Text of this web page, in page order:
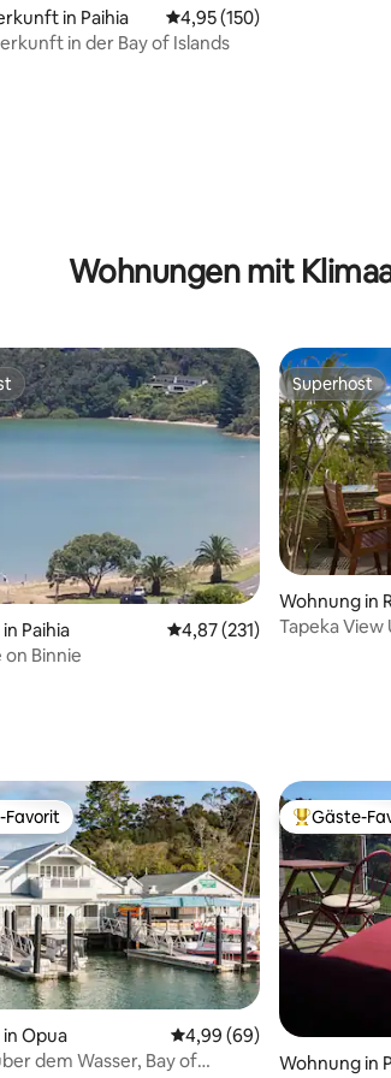
4,97 von 5, 133 Bewertungen
in Paihia Durchschnittliche
4,95 (150)
in der Bay of Islands
Wohnungen mit
4,91 von 5, 162 Bewertungen
Paihia Durchschnittliche
4,87 (231)
on Binnie
Superhost
Superhost
Wohnung in
Tapeka View
5 von 5, 158 Bewertungen
Gäste-Favorit.
Favorit
Opua Durchschnittliche
4,99 (69)
dem Wasser, Bay of
Beliebter
Gäste-
Wohnung in